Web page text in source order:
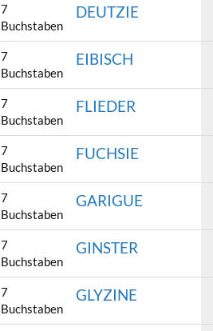
7
Buchstaben
DEUTZIE
7
Buchstaben
EIBISCH
7
Buchstaben
FLIEDER
7
Buchstaben
FUCHSIE
7
Buchstaben
GARIGUE
7
Buchstaben
GINSTER
7
Buchstaben
GLYZINE